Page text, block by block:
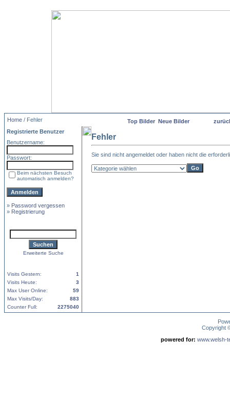
Home / Fehler Top Bilder Neue Bilder
Registrierte Benutzer
Benutzername:
Passwort:
Beim nächsten Besuch
automatisch anmelden?
» Password vergessen
» Registrierung
Erweiterte Suche
Visits Gestern:
1
Visits Heute:
3
Max User Online:
59
Max Visits/Day:
883
Counter Full:
2275040
Fehler
Sie sind nicht angemeldet oder haben nicht die
Copyright
powered for: www.welsh-